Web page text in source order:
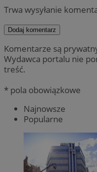
Trwa wysyłanie
Dodaj komentarz
Komentarze są
Wydawca portalu nie
treść.
* pola obowiązkowe
Najnowsze
Popularne